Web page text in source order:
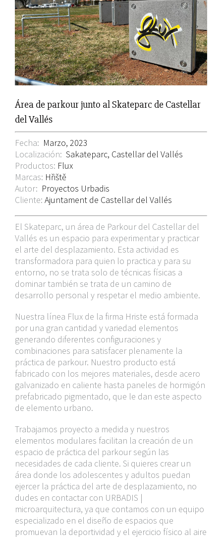
grande
Área de parkour junto al Skateparc de Castellar
del Vallés
Fecha: Marzo, 2023
Localización: Sakateparc, Castellar del Vallés
Productos: Flux
Marcas: Hřiště
Autor: Proyectos Urbadis
Cliente: Ajuntament de Castellar del Vallés
El Skateparc, un área de Parkour del Castellar del
Vallés es un espacio para experimentar y practicar
el arte del desplazamiento. Esta actividad es
transformadora para quien lo practica y para su
entorno, no se trata solo de técnicas físicas a
dominar también se trata de un camino de
desarrollo personal y respetar el medio ambiente.
Nuestra línea Flux de la firma Hriste está formada
por una gran cantidad y variedad elementos
generando diferentes configuraciones y
combinaciones para satisfacer plenamente la
práctica de parkour. Nuestro producto está
fabricado con los mejores materiales, desde acero
galvanizado en caliente hasta paneles de hormigón
prefabricado pigmentado, que le dan este aspecto
de elemento urbano.
Trabajamos proyecto a medida y nuestros
elementos modulares facilitan la creación de un
espacio de práctica del parkour según las
necesidades de cada cliente. Si quieres crear un
área donde los adolescentes y adultos puedan
ejercer la práctica del arte de desplazamiento, no
dudes en contactar con URBADIS |
microarquitectura, ya que contamos con un equipo
especializado en el diseño de espacios que
promuevan la deportividad y el ejercicio físico al aire